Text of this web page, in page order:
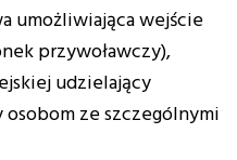
umożliwiająca wejście
przywoławczy),
udzielający
ze szczególnymi